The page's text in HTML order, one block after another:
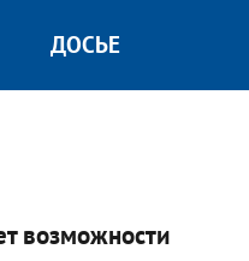
ДОСЬЕ
возможности